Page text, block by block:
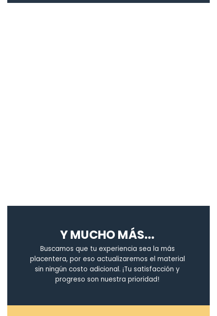
Y MUCHO MÁS...
Buscamos que tu experiencia sea la más
placentera, por eso actualizaremos el material
sin ningún costo adicional. ¡Tu satisfacción y
progreso son nuestra prioridad!